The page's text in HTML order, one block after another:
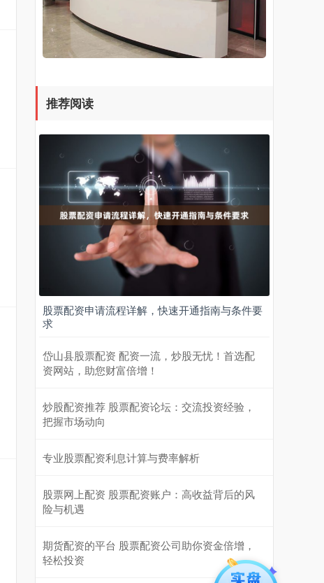
推荐阅读
股票配资申请流程详解，快速开通指南与条件要
求
岱山县股票配资 配资一流，炒股无忧！首选配
资网站，助您财富倍增！
炒股配资推荐 股票配资论坛：交流投资经验，
把握市场动向
专业股票配资利息计算与费率解析
股票网上配资 股票配资账户：高收益背后的风
险与机遇
期货配资的平台 股票配资公司助你资金倍增，
轻松投资